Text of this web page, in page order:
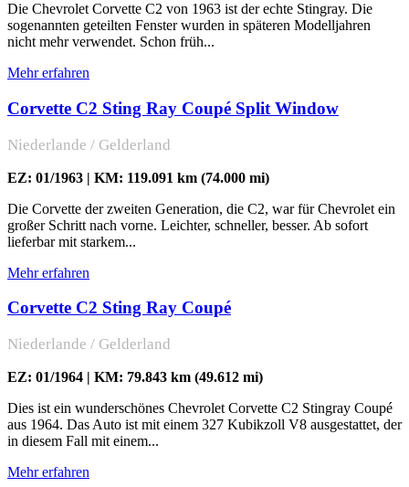
Die Chevrolet Corvette C2 von 1963 ist der echte Stingray. Die
sogenannten geteilten Fenster wurden in späteren Modelljahren
nicht mehr verwendet. Schon früh...
Mehr erfahren
Corvette C2 Sting Ray Coupé Split Window
Niederlande / Gelderland
EZ: 01/1963 | KM: 119.091 km (74.000 mi)
Die Corvette der zweiten Generation, die C2, war für Chevrolet ein
großer Schritt nach vorne. Leichter, schneller, besser. Ab sofort
lieferbar mit starkem...
Mehr erfahren
Corvette C2 Sting Ray Coupé
Niederlande / Gelderland
EZ: 01/1964 | KM: 79.843 km (49.612 mi)
Dies ist ein wunderschönes Chevrolet Corvette C2 Stingray Coupé
aus 1964. Das Auto ist mit einem 327 Kubikzoll V8 ausgestattet, der
in diesem Fall mit einem...
Mehr erfahren